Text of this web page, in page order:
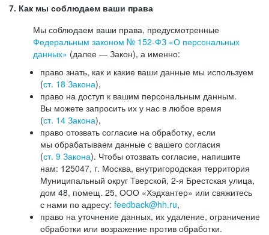
7. Как мы соблюдаем ваши права
Мы соблюдаем ваши права, предусмотренные
Федеральным законом № 152-ФЗ «О персональных
данных» (далее — Закон), а именно:
право знать, как и какие ваши данные мы используем
(ст. 18 Закона),
право на доступ к вашим персональным данным.
Вы можете запросить их у нас в любое время
(ст. 14 Закона),
право отозвать согласие на обработку, если
мы обрабатываем данные с вашего согласия
(ст. 9 Закона). Чтобы отозвать согласие, напишите
нам: 125047, г. Москва, внутригородская территория
Муниципальный округ Тверской, 2-я Брестская улица,
дом 48, помещ. 25, ООО «Хэдхантер» или свяжитесь
с нами по адресу: feedback@hh.ru,
право на уточнение данных, их удаление, ограничение
обработки или возражение против обработки.